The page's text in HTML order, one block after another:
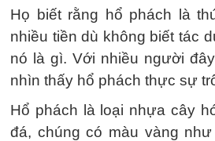
Họ biết rằng hổ phách là
nhiều tiền dù không biết tác
nó là gì. Với nhiều người
nhìn thấy hổ phách thực sự
Hổ phách là loại nhựa cây
đá, chúng có màu vàng